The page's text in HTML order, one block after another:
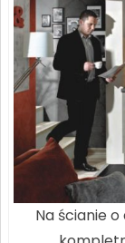
Na ścianie